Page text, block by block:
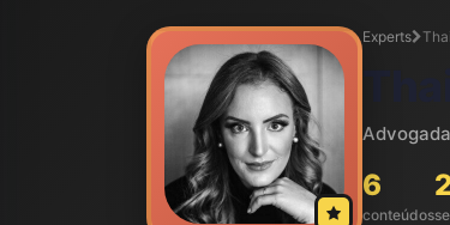
Experts
6
conteúdos